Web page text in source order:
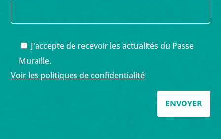
J'accepte de recevoir les actualités du Passe
Muraille.
Voir les politiques de confidentialité
ENVOYER